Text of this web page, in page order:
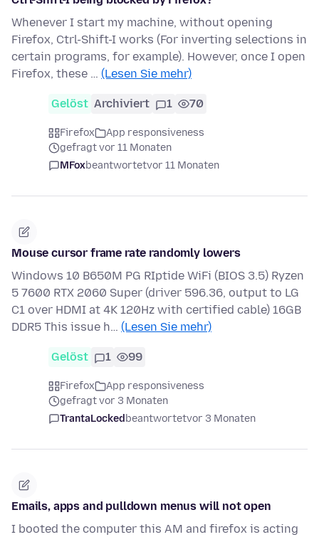
Whenever I start my machine, without opening
Firefox, Ctrl-Shift-I works (For inverting selections in
certain programs, for example). However, once I open
Firefox, these … (Lesen Sie mehr)
Gelöst Archiviert 1 70
Firefox
App responsiveness
gefragt vor 11 Monaten
MFoxbeantwortetvor 11 Monaten
Mouse cursor frame rate randomly lowers
Windows 10 B650M PG RIptide WiFi (BIOS 3.5) Ryzen
5 7600 RTX 2060 Super (driver 596.36, output to LG
C1 over HDMI at 4K 120Hz with certified cable) 16GB
DDR5 This issue h… (Lesen Sie mehr)
Gelöst 1 99
Firefox
App responsiveness
gefragt vor 3 Monaten
TrantaLockedbeantwortetvor 3 Monaten
Emails, apps and pulldown menus will not open
I booted the computer this AM and firefox is acting